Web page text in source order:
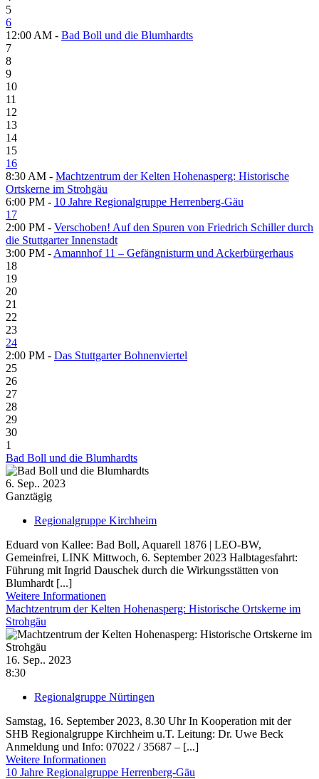
5
6
12:00 AM - Bad Boll und die Blumhardts
7
8
9
10
11
12
13
14
15
16
8:30 AM - Machtzentrum der Kelten Hohenasperg: Historische
Ortskerne im Strohgäu
6:00 PM - 10 Jahre Regionalgruppe Herrenberg-Gäu
17
2:00 PM - Verschoben! Auf den Spuren von Friedrich Schiller durch
die Stuttgarter Innenstadt
3:00 PM - Amannhof 11 – Gefängnisturm und Ackerbürgerhaus
18
19
20
21
22
23
24
2:00 PM - Das Stuttgarter Bohnenviertel
25
26
27
28
29
30
1
Bad Boll und die Blumhardts
6. Sep.. 2023
Ganztägig
Regionalgruppe Kirchheim
Eduard von Kallee: Bad Boll, Aquarell 1876 | LEO-BW,
Gemeinfrei, LINK Mittwoch, 6. September 2023 Halbtagesfahrt:
Führung mit Ingrid Dauschek durch die Wirkungsstätten von
Blumhardt [...]
Weitere Informationen
Machtzentrum der Kelten Hohenasperg: Historische Ortskerne im
Strohgäu
16. Sep.. 2023
8:30
Regionalgruppe Nürtingen
Samstag, 16. September 2023, 8.30 Uhr In Kooperation mit der
SHB Regionalgruppe Kirchheim u.T. Leitung: Dr. Uwe Beck
Anmeldung und Info: 07022 / 35687 – [...]
Weitere Informationen
10 Jahre Regionalgruppe Herrenberg-Gäu